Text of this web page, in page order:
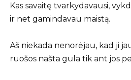
Kas savaitę tvarkydavausi,
ir net gamindavau maistą.
Aš niekada nenorėjau, kad ji
ruošos našta gula tik ant jos